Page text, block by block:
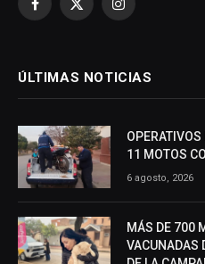
Facebook
X
Instagram
ÚLTIMAS NOTICIAS
OPERATIVOS
11 MOTOS
6 agosto, 2026
MÁS DE 700
VACUNADAS